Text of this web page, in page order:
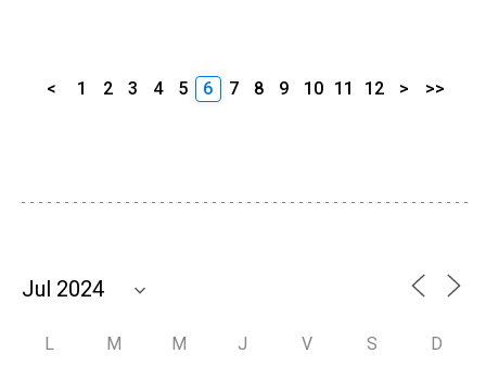
< 1 2 3 4 5 6 7 8 9 10 11 12 > >>
L M M J V S D